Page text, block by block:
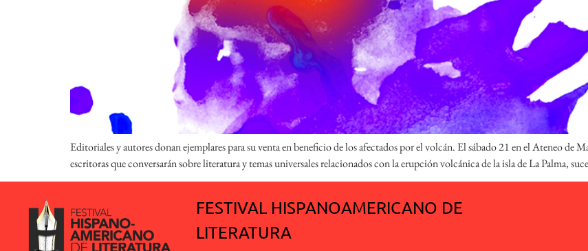
Editoriales y autores donan ejemplares para su venta en beneficio de los afectados por el volcán. El sábado 21 en el Ateneo de
escritoras que conversarán sobre literatura y temas universales relacionados con la erupción volcánica de la isla de La Palma,
FESTIVAL HISPANOAMERICANO DE
LITERATURA